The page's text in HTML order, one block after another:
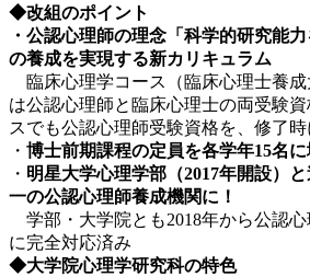
◆改組のポイント
・公認心理師の理念「科学的研究能
の養成を実現する新カリキュラム
臨床心理学コース（臨床心理士養
は公認心理師と臨床心理士の両受験
スでも公認心理師受験資格を、修了
・ 博士前期課程の定員を各学年15名に
・ 明星大学心理学部（2017年開設）
一の公認心理師養成機関に！
学部・大学院とも2018年から公認
に完全対応済み
◆大学院心理学研究科の特色